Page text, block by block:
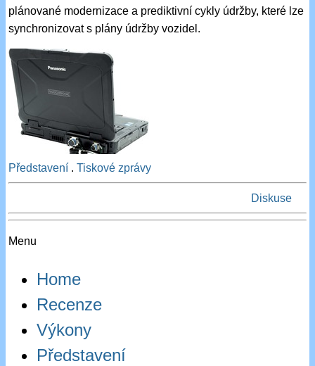
plánované modernizace a prediktivní cykly údržby, které lze
synchronizovat s plány údržby vozidel.
Představení .Tiskové zprávy
Diskuse
Menu
Home
Recenze
Výkony
Představení